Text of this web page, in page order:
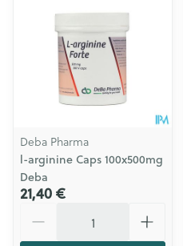
Deba Pharma
l-arginine Caps 100x500mg
Deba
21,40 €